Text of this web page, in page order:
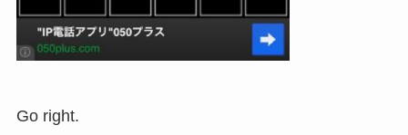
Go right.